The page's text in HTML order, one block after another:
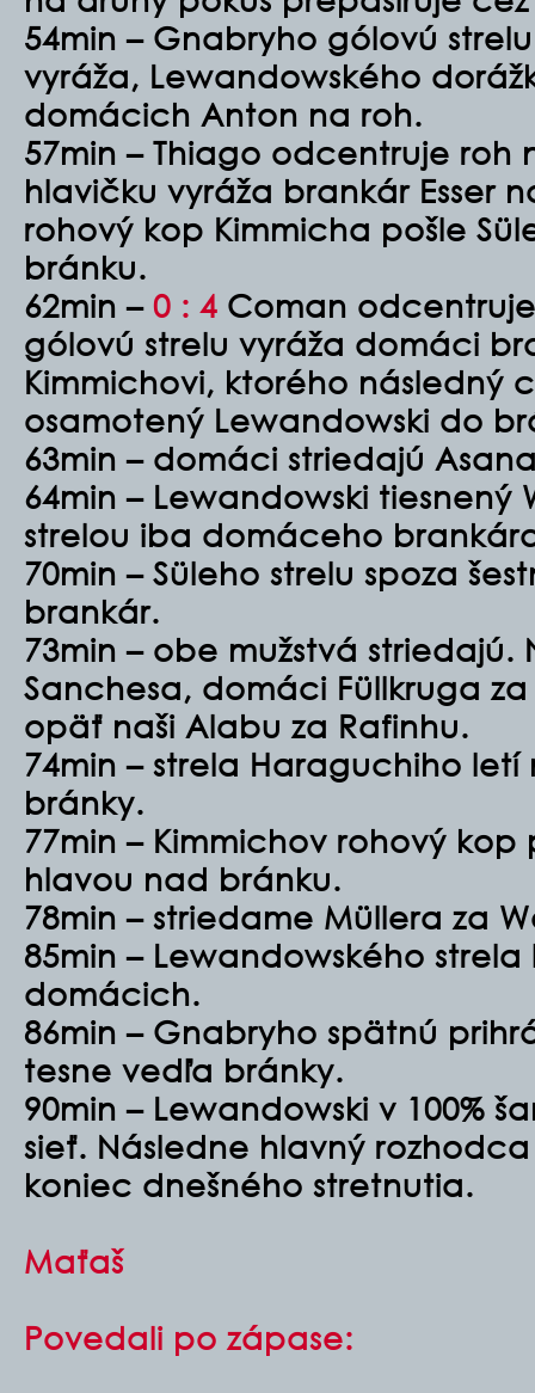
54min – Gnabryho gólovú
vyráža, Lewandowského
domácich Anton na roh.
57min – Thiago odcentruje roh
hlavičku vyráža brankár Esser
rohový kop Kimmicha pošle
bránku.
62min –0 : 4 Coman
gólovú strelu vyráža domáci
Kimmichovi, ktorého následný
osamotený Lewandowski do
63min – domáci striedajú
64min – Lewandowski tiesnený
strelou iba domáceho
70min – Süleho strelu spoza
brankár.
73min – obe mužstvá striedajú.
Sanchesa, domáci Füllkruga
opäť naši Alabu za Rafinhu.
74min – strela Haraguchiho
bránky.
77min – Kimmichov rohový kop
hlavou nad bránku.
78min – striedame Müllera za
85min – Lewandowského
domácich.
86min – Gnabryho spätnú
tesne vedľa bránky.
90min – Lewandowski v 100%
sieť. Následne hlavný rozhodca
koniec dnešného stretnutia.
Maťaš
Povedali po zápase: